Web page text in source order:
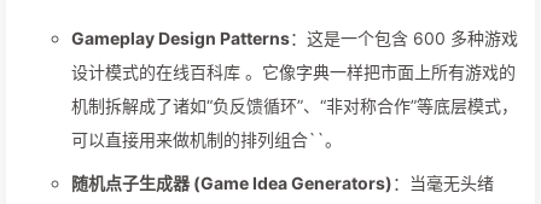
Gameplay Design Patterns：这是一个包含 600 多种游戏
设计模式的在线百科库 。它像字典一样把市面上所有游戏的
机制拆解成了诸如“负反馈循环”、“非对称合作”等底层模式，
可以直接用来做机制的排列组合``。
随机点子生成器 (Game Idea Generators)：当毫无头绪